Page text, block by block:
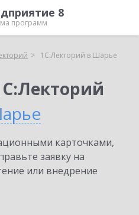
8
программ
1С:Лекторий в Шарье
карточками,
заявку на
или внедрение